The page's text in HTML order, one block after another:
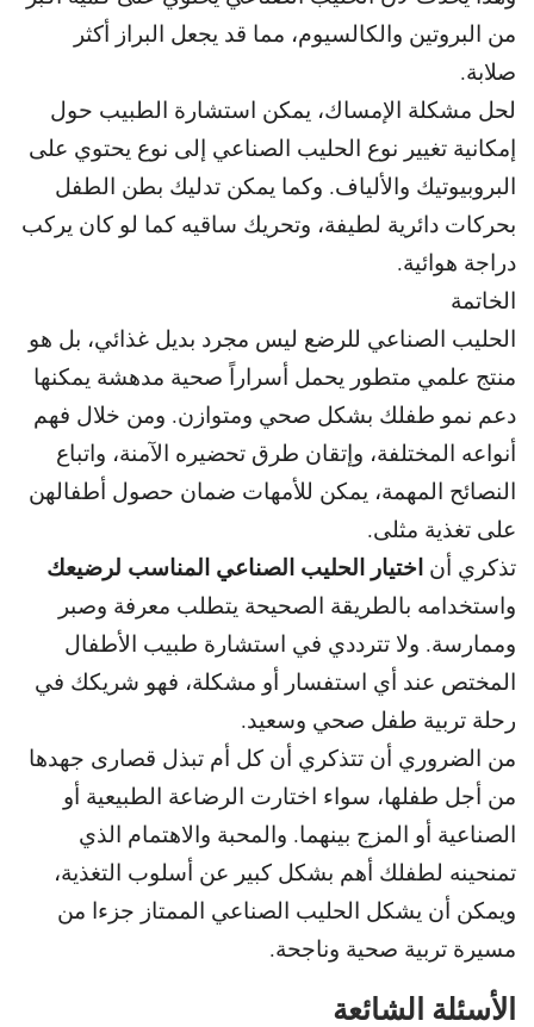
من البروتين والكالسيوم، مما قد يجعل البراز أكثر
صلابة.
لحل مشكلة الإمساك، يمكن استشارة الطبيب حول
إمكانية تغيير نوع الحليب الصناعي إلى نوع يحتوي على
البروبيوتيك والألياف. وكما يمكن تدليك بطن الطفل
بحركات دائرية لطيفة، وتحريك ساقيه كما لو كان يركب
دراجة هوائية.
الخاتمة
الحليب الصناعي للرضع ليس مجرد بديل غذائي، بل هو
منتج علمي متطور يحمل أسراراً صحية مدهشة يمكنها
دعم نمو طفلك بشكل صحي ومتوازن. ومن خلال فهم
أنواعه المختلفة، وإتقان طرق تحضيره الآمنة، واتباع
النصائح المهمة، يمكن للأمهات ضمان حصول أطفالهن
على تغذية مثلى.
تذكري أن اختيار الحليب الصناعي المناسب لرضيعك
واستخدامه بالطريقة الصحيحة يتطلب معرفة وصبر
وممارسة. ولا تترددي في استشارة طبيب الأطفال
المختص عند أي استفسار أو مشكلة، فهو شريكك في
رحلة تربية طفل صحي وسعيد.
من الضروري أن تتذكري أن كل أم تبذل قصارى جهدها
من أجل طفلها، سواء اختارت الرضاعة الطبيعية أو
الصناعية أو المزج بينهما. والمحبة والاهتمام الذي
تمنحينه لطفلك أهم بشكل كبير عن أسلوب التغذية،
ويمكن أن يشكل الحليب الصناعي الممتاز جزءا من
مسيرة تربية صحية وناجحة.
الأسئلة الشائعة